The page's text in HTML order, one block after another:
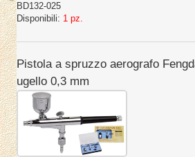
BD132-025
Disponibili: 1 pz.
Pistola a spruzzo aerografo
ugello 0,3 mm